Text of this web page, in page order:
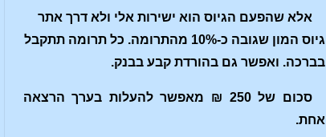
אלא שהפעם הגיוס הוא ישירות אלי ולא דרך אתר
גיוס המון שגובה כ-10% מהתרומה. כל תרומה תתקבל
בברכה. ואפשר גם בהורדת קבע בבנק.
סכום של 250 ₪ מאפשר להעלות בערך הרצאה
אחת.